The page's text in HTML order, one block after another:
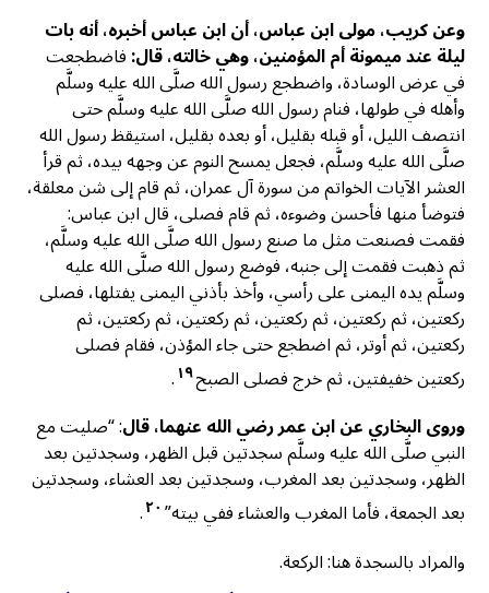
وعن كريب، مولى ابن عباس، أن ابن عباس أخبره، أنه بات
ليلة عند ميمونة أم المؤمنين، وهي خالته، قال:فاضطجعت
في عرض الوسادة، واضطجع رسول الله صلَّى الله عليه وسلَّم
وأهله في طولها، فنام رسول الله صلَّى الله عليه وسلَّم حتى
انتصف الليل، أو قبله بقليل، أو بعده بقليل، استيقظ رسول الله
صلَّى الله عليه وسلَّم، فجعل يمسح النوم عن وجهه بيده، ثم قرأ
العشر الآيات الخواتم من سورة آل عمران، ثم قام إلى شن معلقة،
فتوضأ منها فأحسن وضوءه، ثم قام فصلى، قال ابن عباس:
فقمت فصنعت مثل ما صنع رسول الله صلَّى الله عليه وسلَّم،
ثم ذهبت فقمت إلى جنبه، فوضع رسول الله صلَّى الله عليه
وسلَّم يده اليمنى على رأسي، وأخذ بأذني اليمنى يفتلها، فصلى
ركعتين، ثم ركعتين، ثم ركعتين، ثم ركعتين، ثم ركعتين، ثم
ركعتين، ثم أوتر، ثم اضطجع حتى جاء المؤذن، فقام فصلى
ركعتين خفيفتين، ثم خرج فصلى الصبح١٩.
وروى البخاري عن ابن عمر رضي الله عنهما، قال: “صليت مع
النبي صلَّى الله عليه وسلَّم سجدتين قبل الظهر، وسجدتين بعد
الظهر، وسجدتين بعد المغرب، وسجدتين بعد العشاء، وسجدتين
بعد الجمعة، فأما المغرب والعشاء ففي بيته”٢٠.
والمراد بالسجدة هنا: الركعة.